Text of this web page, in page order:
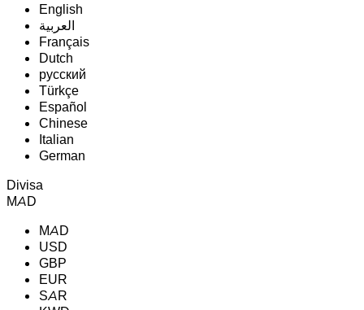
English
‏العربية‏
Français
Dutch
русский
Türkçe
Español
Chinese
Italian
German
Divisa
MAD
MAD
USD
GBP
EUR
SAR